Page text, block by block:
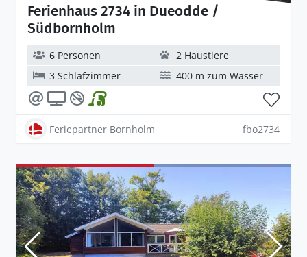
Ferienhaus 2734 in Dueodde /
Südbornholm
6 Personen
2 Haustiere
3 Schlafzimmer
400 m zum Wasser
Feriepartner Bornholm fbo2734